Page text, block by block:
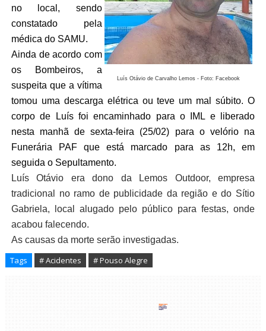
Luís Otávio de Carvalho Lemos - Foto: Facebook
no local, sendo
constatado pela
médica do SAMU.
Ainda de acordo com
os Bombeiros, a
suspeita que a vítima
tomou uma descarga elétrica ou teve um mal súbito. O
corpo de Luís foi encaminhado para o IML e liberado
nesta manhã de sexta-feira (25/02) para o velório na
Funerária PAF que está marcado para as 12h, em
seguida o Sepultamento.
Luís Otávio era dono da Lemos Outdoor, empresa
tradicional no ramo de publicidade da região e do Sítio
Gabriela, local alugado pelo público para festas, onde
acabou falecendo.
As causas da morte serão investigadas.
Tags # Acidentes # Pouso Alegre